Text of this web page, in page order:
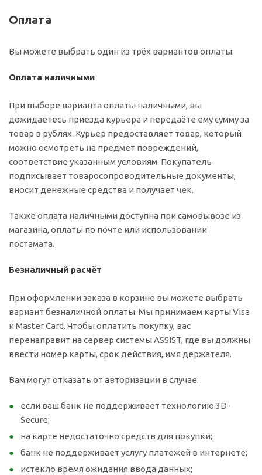
Оплата
Вы можете выбрать один из трёх вариантов оплаты:
Оплата наличными
При выборе варианта оплаты наличными, вы
дожидаетесь приезда курьера и передаёте ему сумму за
товар в рублях. Курьер предоставляет товар, который
можно осмотреть на предмет повреждений,
соответствие указанным условиям. Покупатель
подписывает товаросопроводительные документы,
вносит денежные средства и получает чек.
Также оплата наличными доступна при самовывозе из
магазина, оплаты по почте или использовании
постамата.
Безналичный расчёт
При оформлении заказа в корзине вы можете выбрать
вариант безналичной оплаты. Мы принимаем карты Visa
и Master Card. Чтобы оплатить покупку, вас
перенаправит на сервер системы ASSIST, где вы должны
ввести номер карты, срок действия, имя держателя.
Вам могут отказать от авторизации в случае:
если ваш банк не поддерживает технологию 3D-
Secure;
на карте недостаточно средств для покупки;
банк не поддерживает услугу платежей в интернете;
истекло время ожидания ввода данных;